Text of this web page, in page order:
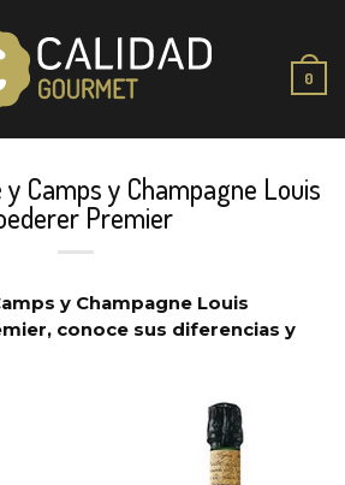
0
Camps y Champagne Louis
Premier
y Champagne Louis
conoce sus diferencias y